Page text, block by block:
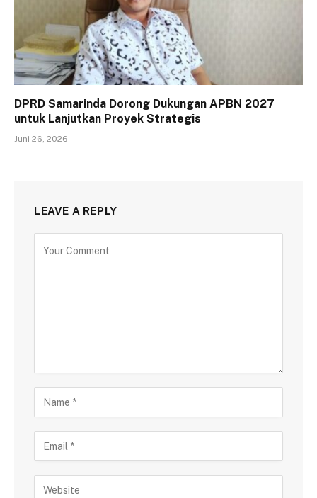
DPRD Samarinda Dorong Dukungan APBN 2027
untuk Lanjutkan Proyek Strategis
Juni 26, 2026
LEAVE A REPLY